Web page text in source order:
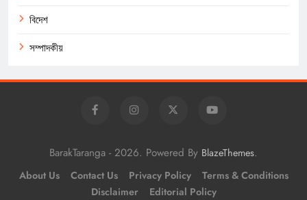
বিদেশ
সম্পাদকীয়
BarakTaranga - 2026. Powered By BlazeThemes.
About Us Contact Us Privacy Policy
Terms & Conditions
Disclaimer
Editorial Policy